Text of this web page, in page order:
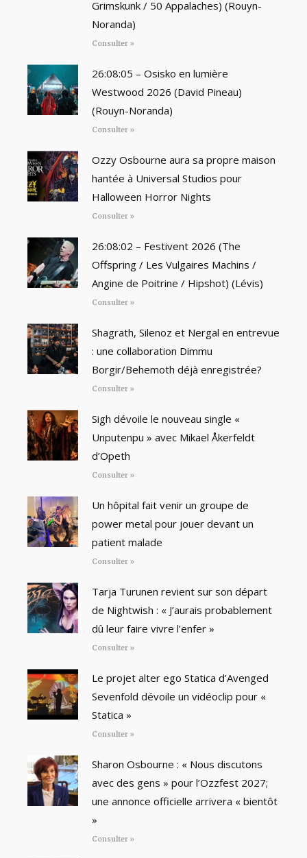
Grimskunk / 50 Appalaches) (Rouyn-
Noranda)
Consulter »
26:08:05 – Osisko en lumière
Westwood 2026 (David Pineau)
(Rouyn-Noranda)
Consulter »
Ozzy Osbourne aura sa propre maison
hantée à Universal Studios pour
Halloween Horror Nights
Consulter »
26:08:02 – Festivent 2026 (The
Offspring / Les Vulgaires Machins /
Angine de Poitrine / Hipshot) (Lévis)
Consulter »
Shagrath, Silenoz et Nergal en entrevue
: une collaboration Dimmu
Borgir/Behemoth déjà enregistrée?
Consulter »
Sigh dévoile le nouveau single «
Unputenpu » avec Mikael Åkerfeldt
d’Opeth
Consulter »
Un hôpital fait venir un groupe de
power metal pour jouer devant un
patient malade
Consulter »
Tarja Turunen revient sur son départ
de Nightwish : « J’aurais probablement
dû leur faire vivre l’enfer »
Consulter »
Le projet alter ego Statica d’Avenged
Sevenfold dévoile un vidéoclip pour «
Statica »
Consulter »
Sharon Osbourne : « Nous discutons
avec des gens » pour l’Ozzfest 2027;
une annonce officielle arrivera « bientôt
»
Consulter »